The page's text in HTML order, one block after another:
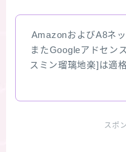
AmazonおよびA8ネ
またGoogleアドセン
スミン瑠璃地楽]は適
スポ